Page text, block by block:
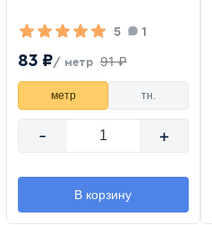
5 1
83 ₽/ метр 91 ₽
метр тн.
- +
В корзину